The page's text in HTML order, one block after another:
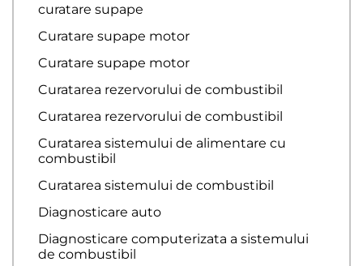
curatare supape
Curatare supape motor
Curatare supape motor
Curatarea rezervorului de combustibil
Curatarea rezervorului de combustibil
Curatarea sistemului de alimentare cu
combustibil
Curatarea sistemului de combustibil
Diagnosticare auto
Diagnosticare computerizata a sistemului
de combustibil